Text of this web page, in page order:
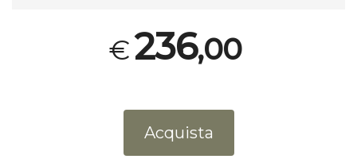
€236,00
Acquista